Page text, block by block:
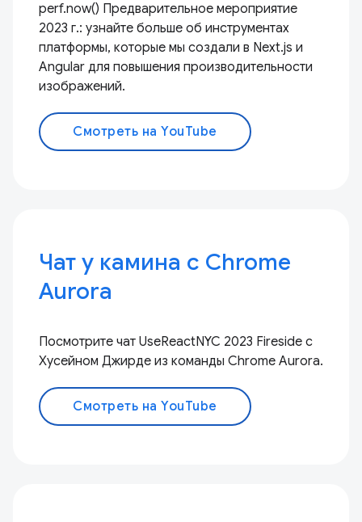
perf.now() Предварительное мероприятие
2023 г.: узнайте больше об инструментах
платформы, которые мы создали в Next.js и
Angular для повышения производительности
изображений.
Смотреть на YouTube
Чат у камина с Chrome
Aurora
Посмотрите чат UseReactNYC 2023 Fireside с
Хусейном Джирде из команды Chrome Aurora.
Смотреть на YouTube